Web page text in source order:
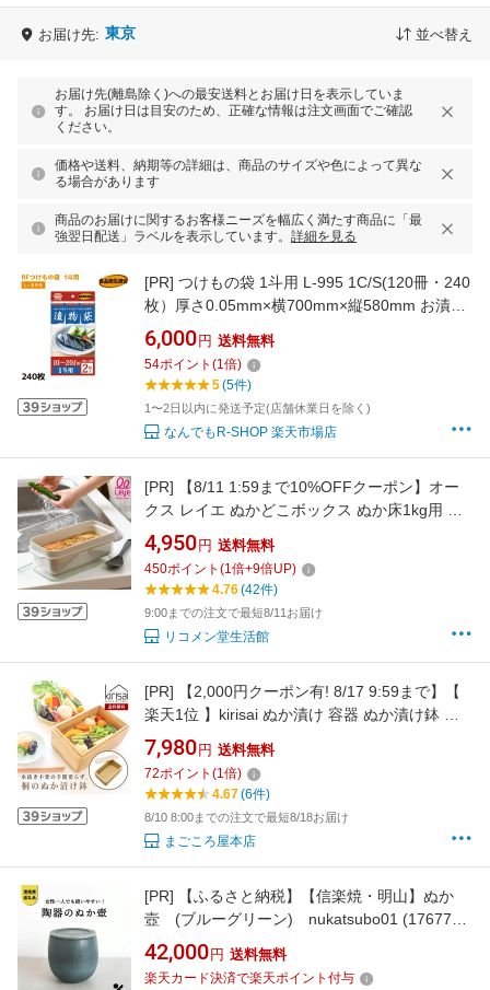
お届け先: 東京 並べ替え
お届け先(離島除く)への最安送料とお届け日を表示していま
す。 お届け日は目安のため、正確な情報は注文画面でご確認
ください。
価格や送料、納期等の詳細は、商品のサイズや色によって異な
る場合があります
商品のお届けに関するお客様ニーズを幅広く満たす商品に「最
強翌日配送」ラベルを表示しています。 詳細を見る
[PR] つけもの袋 1斗用 L-995 1C/S(120冊・240
枚）厚さ0.05mm×横700mm×縦580mm お漬物
用ポリ袋 つけもの袋 漬け物袋 漬け物 袋 つけも
の用 樽袋 たる袋 漬物袋 つけもの 漬け物 お漬
物 たくあん 浅漬 (アルフォーインターナショナ
ル メーカー直販）
6,000 円 送料無料
54ポイント (1倍)
5(5件)
1〜2日以内に発送予定(店舗休業日を除く)
なんでもR-SHOP 楽天市場店
[PR]
【8/11 1:59まで10%OFFクーポン】オー
クス レイエ ぬかどこボックス ぬか床1kg用 水
抜きスリット穴付き ぬか漬け容器 専用しゃも
じ付き 漬け物 漬物 保存容器 ぬか床ボックス ぬ
か漬けボックス ぬか漬けポット LES3201 AUX
leye【送料無料】【ポイント10倍】
4,950 円 送料無料
450ポイント (1倍+9倍UP)
4.76(42件)
9:00までの注文で最短8/11お届け
リコメン堂生活館
[PR]
【2,000円クーポン有! 8/17 9:59まで】【
楽天1位 】kirisai ぬか漬け 容器 ぬか漬け鉢 桐
製 桐のぬか漬け鉢 日本製 約1kg用 漬け物 ぬか
床 冷蔵庫 冷凍庫対応 ぬか床容器 ヌカ床 糠床
おしゃれ 100%天然木桐材 水抜き不要 オスマッ
7,980 円 送料無料
72ポイント (1倍)
4.67(6件)
8/10 8:00までの注文で最短8/18お届け
まごころ屋本店
[PR]
【ふるさと納税】【信楽焼・明山】ぬか
壼 (ブルーグリーン) nukatsubo01 (176777-
40037140)
42,000 円 送料無料
楽天カード決済で楽天ポイント付与